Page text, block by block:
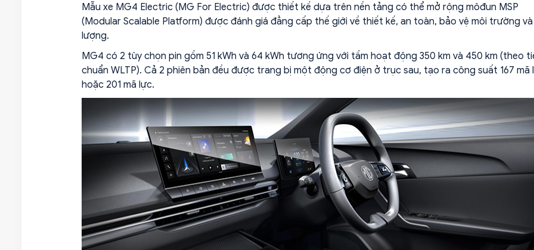
Mẫu xe MG4 Electric (MG For Electric) được thiết kế dựa trên nền tảng có thể mở rộng môđun MSP
(Modular Scalable Platform) được đánh giá đẳng cấp thế giới về thiết kế, an toàn, bảo vệ môi trường
lượng.
MG4 có 2 tùy chọn pin gồm 51 kWh và 64 kWh tương ứng với tầm hoạt động 350 km và 450 km (theo
chuẩn WLTP). Cả 2 phiên bản đều được trang bị một động cơ điện ở trục sau, tạo ra công suất 167 mã
hoặc 201 mã lực.